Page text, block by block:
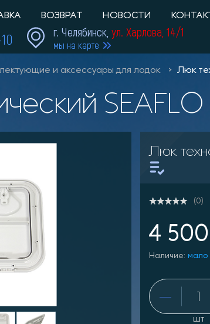
ВОЗВРАТ НОВОСТИ
г. Челябинск, ул. Харлова, 14/1
мы на карте
и аксессуары для лодок Люк
Люк
(0)
4
Наличие:мало
шт